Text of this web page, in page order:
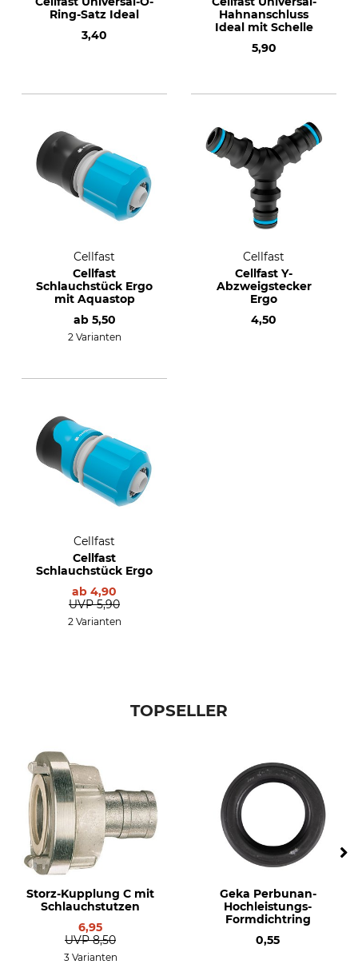
Ring-Satz Ideal
3,40
Hahnanschluss
Ideal mit Schelle
5,90
Cellfast
Cellfast
Schlauchstück Ergo
mit Aquastop
ab 5,50
2 Varianten
Cellfast
Cellfast Y-
Abzweigstecker
Ergo
4,50
Cellfast
Cellfast
Schlauchstück Ergo
ab 4,90
UVP 5,90
2 Varianten
TOPSELLER
Storz-Kupplung C mit
Schlauchstutzen
6,95
UVP 8,50
3 Varianten
Geka Perbunan-
Hochleistungs-
Formdichtring
0,55